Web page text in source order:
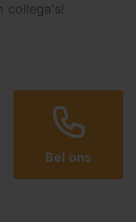
collega's!
Bel ons